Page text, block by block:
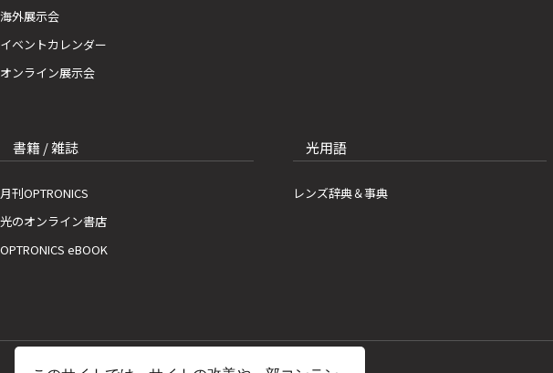
海外展示会
イベントカレンダー
オンライン展示会
書籍 / 雑誌
月刊OPTRONICS
光のオンライン書店
OPTRONICS eBOOK
光用語
レンズ辞典＆事典